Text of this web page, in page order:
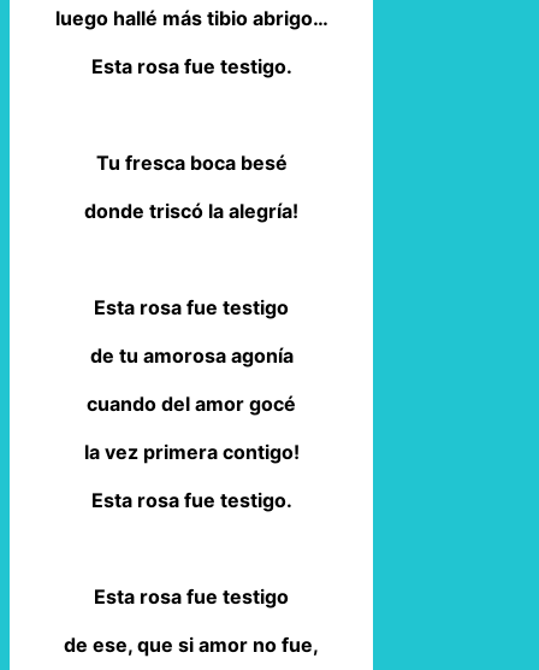
luego hallé más tibio abrigo…
Esta rosa fue testigo.
Tu fresca boca besé
donde triscó la alegría!
Esta rosa fue testigo
de tu amorosa agonía
cuando del amor gocé
la vez primera contigo!
Esta rosa fue testigo.
Esta rosa fue testigo
de ese, que si amor no fue,